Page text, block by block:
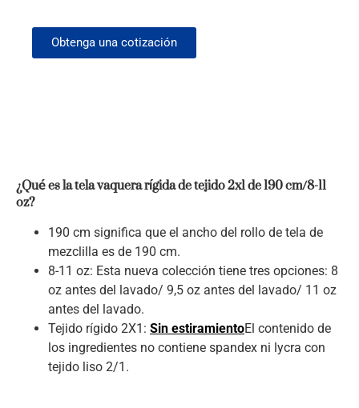
Obtenga una cotización
¿Qué es la tela vaquera rígida de tejido 2x1 de 190 cm/8-11
oz?
190 cm significa que el ancho del rollo de tela de
mezclilla es de 190 cm.
8-11 oz: Esta nueva colección tiene tres opciones: 8
oz antes del lavado/ 9,5 oz antes del lavado/ 11 oz
antes del lavado.
Tejido rígido 2X1: Sin estiramientoEl contenido de
los ingredientes no contiene spandex ni lycra con
tejido liso 2/1.